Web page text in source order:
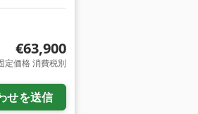
€63,900
定価格 消費税別
せを送信